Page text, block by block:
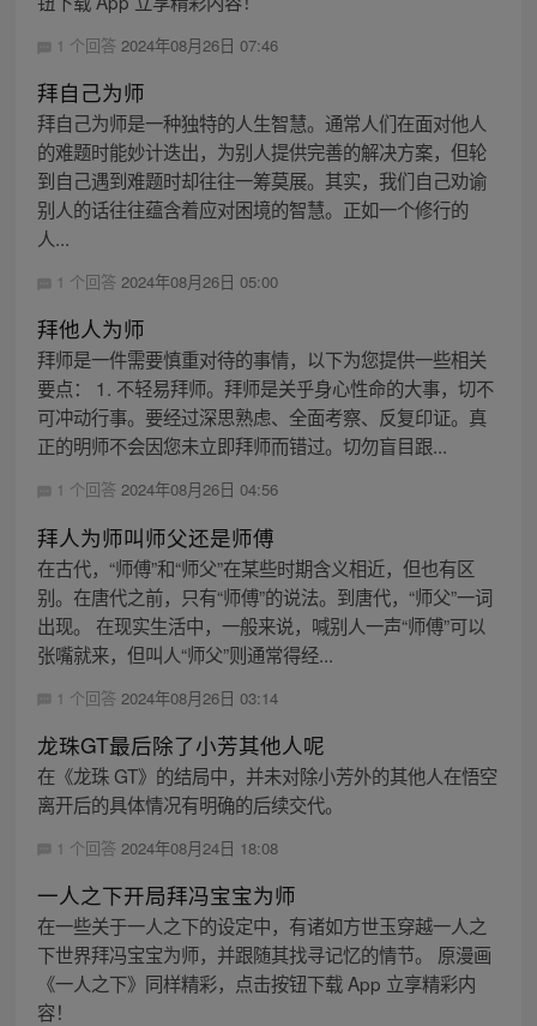
1 个回答 2024年08月26日 07:46
拜自己为师
拜自己为师是一种独特的人生智慧。通常人们在面对他人
的难题时能妙计迭出，为别人提供完善的解决方案，但轮
到自己遇到难题时却往往一筹莫展。其实，我们自己劝谕
别人的话往往蕴含着应对困境的智慧。正如一个修行的
人...
1 个回答 2024年08月26日 05:00
拜他人为师
拜师是一件需要慎重对待的事情，以下为您提供一些相关
要点： 1. 不轻易拜师。拜师是关乎身心性命的大事，切不
可冲动行事。要经过深思熟虑、全面考察、反复印证。真
正的明师不会因您未立即拜师而错过。切勿盲目跟...
1 个回答 2024年08月26日 04:56
拜人为师叫师父还是师傅
在古代，“师傅”和“师父”在某些时期含义相近，但也有区
别。在唐代之前，只有“师傅”的说法。到唐代，“师父”一词
出现。 在现实生活中，一般来说，喊别人一声“师傅”可以
张嘴就来，但叫人“师父”则通常得经...
1 个回答 2024年08月26日 03:14
龙珠GT最后除了小芳其他人呢
在《龙珠 GT》的结局中，并未对除小芳外的其他人在悟空
离开后的具体情况有明确的后续交代。
1 个回答 2024年08月24日 18:08
一人之下开局拜冯宝宝为师
在一些关于一人之下的设定中，有诸如方世玉穿越一人之
下世界拜冯宝宝为师，并跟随其找寻记忆的情节。 原漫画
《一人之下》同样精彩，点击按钮下载 App 立享精彩内
容！